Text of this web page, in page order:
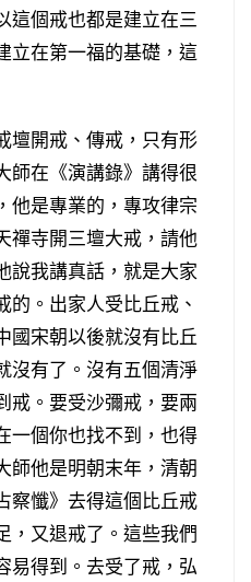
這個戒也都是建立在三
立在第一福的基礎，這
開戒、傳戒，只有形
師在《演講錄》講得很
他是專業的，專攻律宗
禪寺開三壇大戒，請他
說我講真話，就是大家
的。出家人受比丘戒、
國宋朝以後就沒有比丘
沒有了。沒有五個清淨
戒。要受沙彌戒，要兩
一個你也找不到，也得
師他是明朝末年，清朝
察懺》去得這個比丘戒
，又退戒了。這些我們
易得到。去受了戒，弘